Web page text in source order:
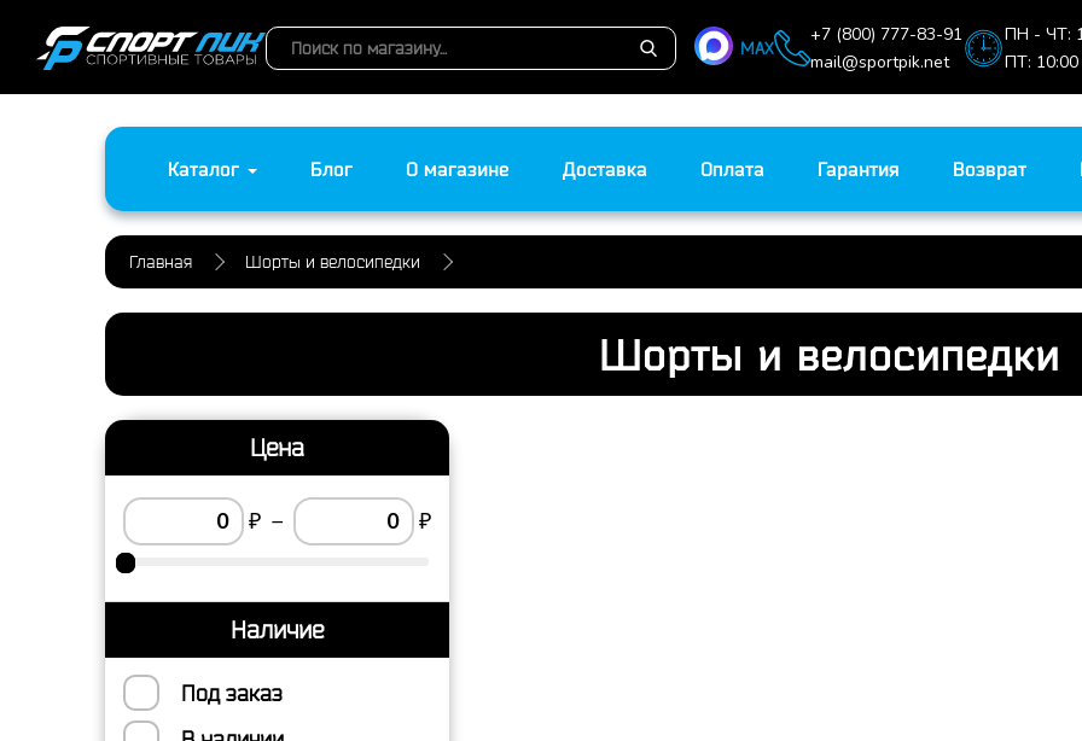
MAX
+7 (800) 777-83-91
mail@sportpik.net
ПН - ЧТ:
ПТ:
Каталог Блог О магазине Доставка Оплата Гарантия Возврат
Главная Шорты и велосипедки
Шорты и велосипедки
Цена
₽ – ₽
Наличие
Под заказ